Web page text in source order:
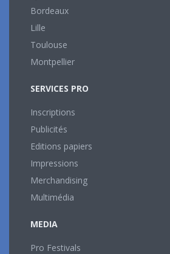
Bordeaux
Lille
Toulouse
Montpellier
SERVICES PRO
Inscriptions
Publicités
Editions papiers
Impressions
Merchandising
Multimédia
MEDIA
Pro Festivals